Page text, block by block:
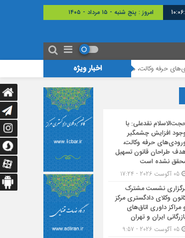
امروز : پنج شنبه - ۱۵ مرداد - ۱۴۰۵
اخبار ویژه
هدف طراحان قانون تسهیل محقق نشده است
نقدعلی: با
افزایش چشمگیر
حرفه وکالت،
طراحان قانون تسهیل
نشده است
نشست مشترک
وکلای دادگستری مرکز
مراکز داوری اتاق‌های
ایران و تهران